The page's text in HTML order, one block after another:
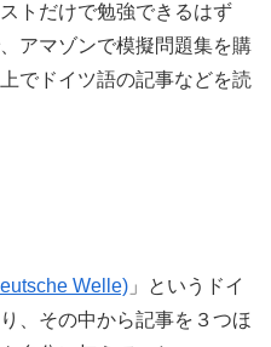
トだけで勉強できるはず
アマゾンで模擬問題集を購
でドイツ語の記事などを読
Welle) 」というドイ
、その中から記事を３つほ